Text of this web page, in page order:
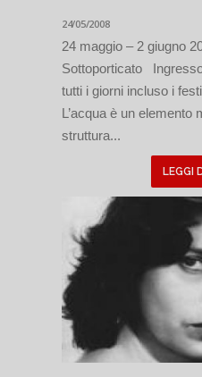
24/05/2008
24 maggio – 2 giugno
Sottoporticato
tutti i giorni incluso i
L’acqua è un elemento
struttura...
LEGGI